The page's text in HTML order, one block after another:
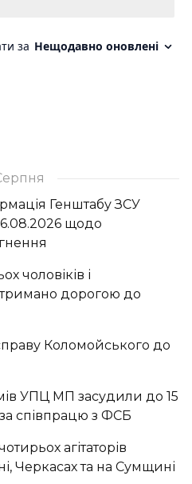
Генштабу ЗСУ
щодо
чоловіків і
дорогою до
Коломойського до
УПЦ МП засудили до 15
за співпрацю з ФСБ
агітаторів
Черкасах та на Сумщині